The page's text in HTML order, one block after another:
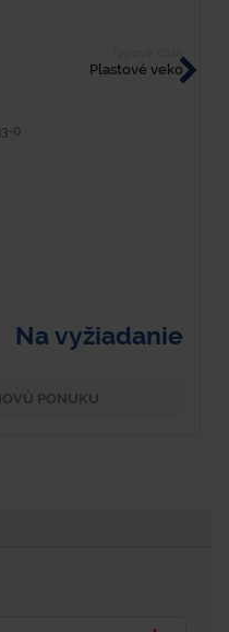
Plastové veko
0
Na vyžiadanie
PONUKU